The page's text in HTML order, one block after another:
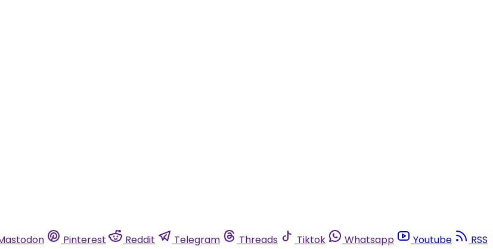
Pinterest Reddit Telegram Threads Tiktok Whatsapp Youtube
RSS